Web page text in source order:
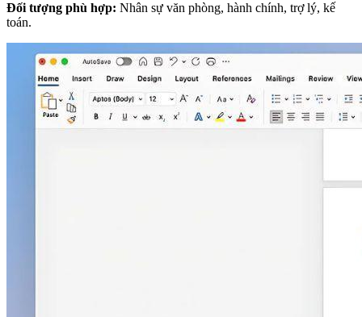
Đối tượng phù hợp: Nhân sự văn phòng, hành chính, trợ lý, kế
toán.